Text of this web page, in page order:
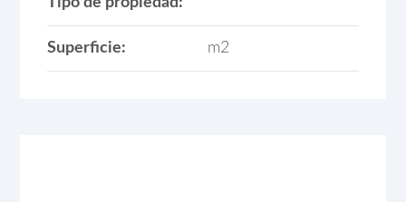
Superficie: m2